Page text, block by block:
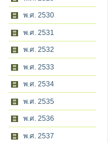
พ.ศ. 2530
พ.ศ. 2531
พ.ศ. 2532
พ.ศ. 2533
พ.ศ. 2534
พ.ศ. 2535
พ.ศ. 2536
พ.ศ. 2537